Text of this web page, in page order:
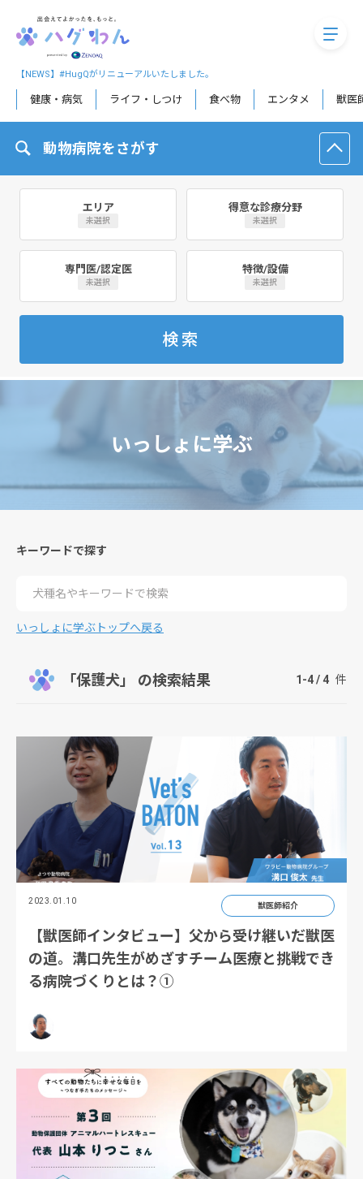
【NEWS】#HugQがリニューアルいたしました。
健康・病気 ライフ・しつけ 食べ物 エンタメ 獣医
動物病院をさがす
エリア
未選択
得意な診療分野
未選択
専門医/認定医
未選択
特徴/設備
未選択
検索
いっしょに学ぶ
キーワードで探す
いっしょに学ぶトップへ戻る
「保護犬」 の検索結果 1-4 / 4 件
2023.01.10
獣医師紹介
【獣医師インタビュー】父から受け継いだ獣医
の道。溝口先生がめざすチーム医療と挑戦でき
る病院づくりとは？①